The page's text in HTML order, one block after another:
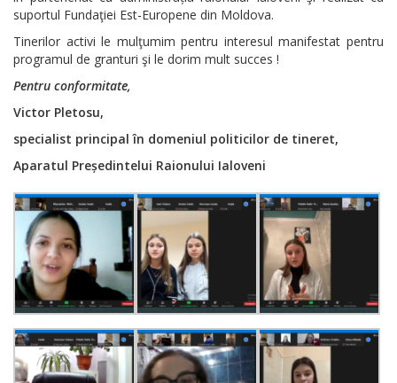
suportul Fundaţiei Est-Europene din Moldova.
Tinerilor activi le mulţumim pentru interesul manifestat pentru
programul de granturi şi le dorim mult succes !
Pentru conformitate,
Victor Pletosu,
specialist principal în domeniul politicilor de tineret,
Aparatul Președintelui Raionului Ialoveni